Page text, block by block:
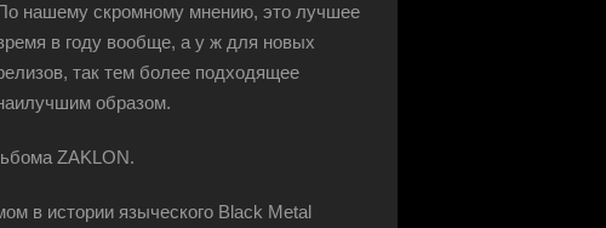
нашему скромному мнению, это лучшее
в году вообще, а у ж для новых
так тем более подходящее
образом.
ZAKLON.
в истории языческого Black Metal